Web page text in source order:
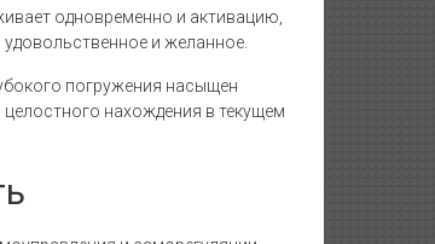
одновременно и активацию,
и желанное.
погружения насыщен
нахождения в текущем